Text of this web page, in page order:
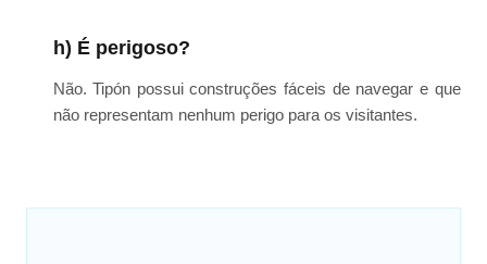
h) É perigoso?
Não. Tipón possui construções fáceis de navegar e que
não representam nenhum perigo para os visitantes.